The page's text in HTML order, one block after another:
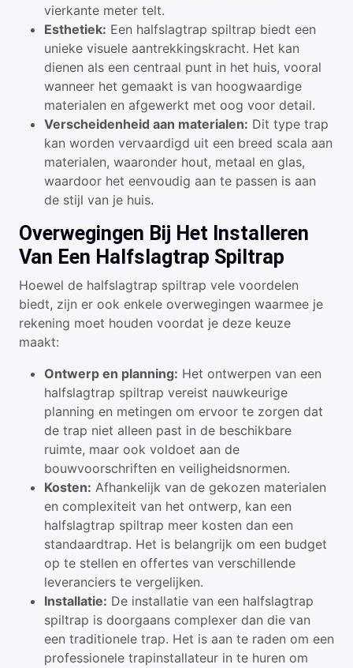
vierkante meter telt.
Esthetiek: Een halfslagtrap spiltrap biedt een
unieke visuele aantrekkingskracht. Het kan
dienen als een centraal punt in het huis, vooral
wanneer het gemaakt is van hoogwaardige
materialen en afgewerkt met oog voor detail.
Verscheidenheid aan materialen: Dit type trap
kan worden vervaardigd uit een breed scala aan
materialen, waaronder hout, metaal en glas,
waardoor het eenvoudig aan te passen is aan
de stijl van je huis.
Overwegingen Bij Het Installeren
Van Een Halfslagtrap Spiltrap
Hoewel de halfslagtrap spiltrap vele voordelen
biedt, zijn er ook enkele overwegingen waarmee je
rekening moet houden voordat je deze keuze
maakt:
Ontwerp en planning: Het ontwerpen van een
halfslagtrap spiltrap vereist nauwkeurige
planning en metingen om ervoor te zorgen dat
de trap niet alleen past in de beschikbare
ruimte, maar ook voldoet aan de
bouwvoorschriften en veiligheidsnormen.
Kosten: Afhankelijk van de gekozen materialen
en complexiteit van het ontwerp, kan een
halfslagtrap spiltrap meer kosten dan een
standaardtrap. Het is belangrijk om een budget
op te stellen en offertes van verschillende
leveranciers te vergelijken.
Installatie: De installatie van een halfslagtrap
spiltrap is doorgaans complexer dan die van
een traditionele trap. Het is aan te raden om een
professionele trapinstallateur in te huren om